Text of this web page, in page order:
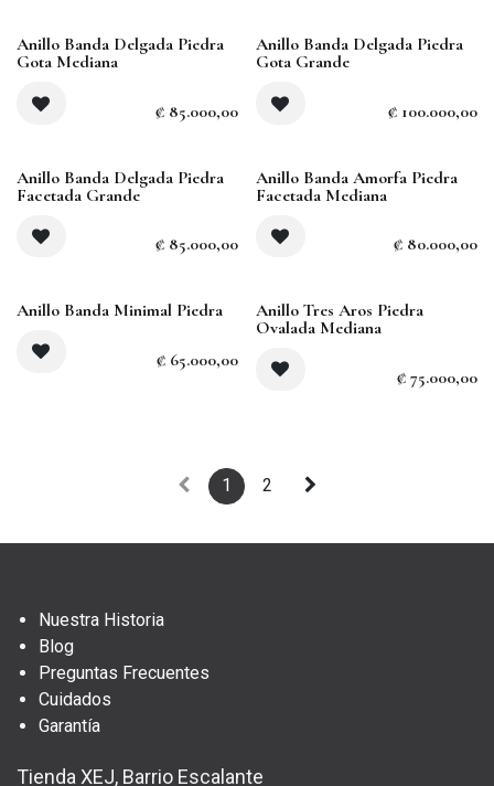
Anillo Banda Delgada Piedra
Gota Mediana
₡ 85.000,00
Anillo Banda Delgada Piedra
Gota Grande
₡ 100.000,00
Agotado
Anillo Banda Delgada Piedra
Facetada Grande
₡ 85.000,00
Agotado
Anillo Banda Amorfa Piedra
Facetada Mediana
₡ 80.000,00
Anillo Banda Minimal Piedra
₡ 65.000,00 Agotado
Anillo Tres Aros Piedra
Ovalada Mediana
₡ 75.000,00
1 2
Nuestra Historia
Blog
Preguntas Frecuentes
Cuidados
Garantía
Tienda XEJ, Barrio Escalante